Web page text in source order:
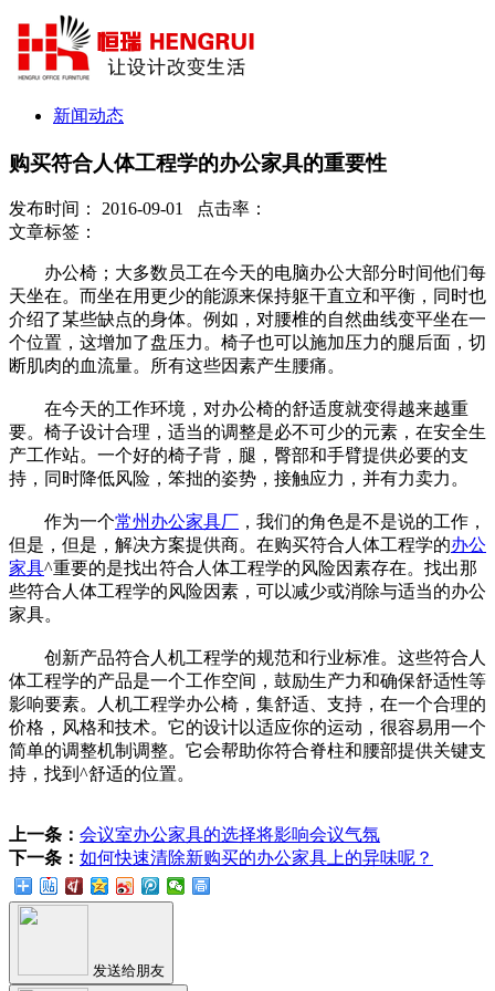
新闻动态
购买符合人体工程学的办公家具的重要性
发布时间： 2016-09-01 点击率：
文章标签：
办公椅；大多数员工在今天的电脑办公大部分时间他们每
天坐在。而坐在用更少的能源来保持躯干直立和平衡，同时也
介绍了某些缺点的身体。例如，对腰椎的自然曲线变平坐在一
个位置，这增加了盘压力。椅子也可以施加压力的腿后面，切
断肌肉的血流量。所有这些因素产生腰痛。
在今天的工作环境，对办公椅的舒适度就变得越来越重
要。椅子设计合理，适当的调整是必不可少的元素，在安全生
产工作站。一个好的椅子背，腿，臀部和手臂提供必要的支
持，同时降低风险，笨拙的姿势，接触应力，并有力卖力。
作为一个常州办公家具厂 ，我们的角色是不是说的工作，
但是，但是，解决方案提供商。在购买符合人体工程学的办公
家具^重要的是找出符合人体工程学的风险因素存在。找出那
些符合人体工程学的风险因素，可以减少或消除与适当的办公
家具。
创新产品符合人机工程学的规范和行业标准。这些符合人
体工程学的产品是一个工作空间，鼓励生产力和确保舒适性等
影响要素。人机工程学办公椅，集舒适、支持，在一个合理的
价格，风格和技术。它的设计以适应你的运动，很容易用一个
简单的调整机制调整。它会帮助你符合脊柱和腰部提供关键支
持，找到^舒适的位置。
上一条： 会议室办公家具的选择将影响会议气氛
下一条： 如何快速清除新购买的办公家具上的异味呢？
发送给朋友